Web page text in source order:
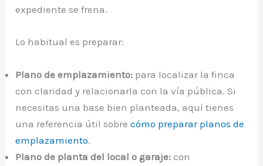
expediente se frena.
Lo habitual es preparar:
Plano de emplazamiento: para localizar la finca
con claridad y relacionarla con la vía pública. Si
necesitas una base bien planteada, aquí tienes
una referencia útil sobrecómo preparar planos de
emplazamiento.
Plano de planta del local o garaje: con